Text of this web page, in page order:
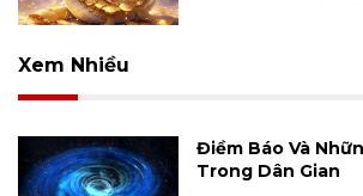
Xem Nhiều
Điềm Báo Và
Trong Dân Gian